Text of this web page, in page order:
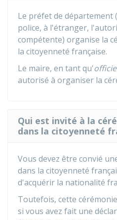
Le préfet de département
police, à l'étranger,
compétente) organise la
la citoyenneté française.
Le maire, en tant qu'
autorisé à organiser la
Qui est invité à la
dans la citoyenneté
Vous devez être convié
dans la citoyenneté
d'acquérir la nationalité
Toutefois, cette
si vous avez fait une